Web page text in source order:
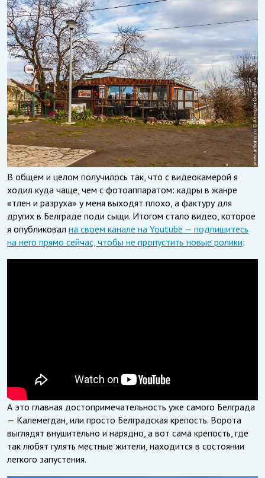
В общем и целом получилось так, что с видеокамерой я
ходил куда чаще, чем с фотоаппаратом: кадры в жанре
«тлен и разруха» у меня выходят плохо, а фактуру для
других в Белграде поди сыщи. Итогом стало видео, которое
я опубликовал на своем канале на Youtube — подпишитесь
на него прямо сейчас, чтобы не пропустить новые ролики:
А это главная достопримечательность уже самого Белграда
— Калемегдан, или просто Белградская крепость. Ворота
выглядят внушительно и нарядно, а вот сама крепость, где
так любят гулять местные жители, находится в состоянии
легкого запустения.